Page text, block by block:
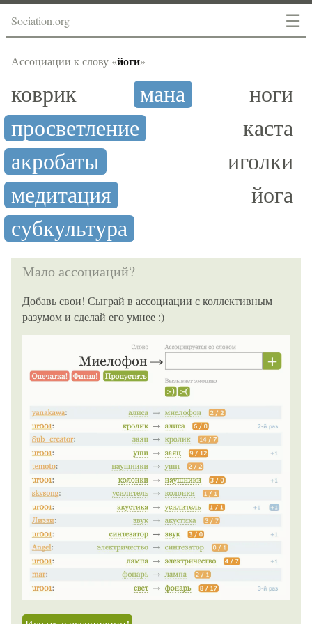
☰
Sociation.org
Ассоциации к слову «йоги»
коврик мана
ноги
просветление
каста
акробаты
иголки
медитация
йога
субкультура
Мало ассоциаций?
Добавь свои! Сыграй в ассоциации с коллективным
разумом и сделай его умнее :)